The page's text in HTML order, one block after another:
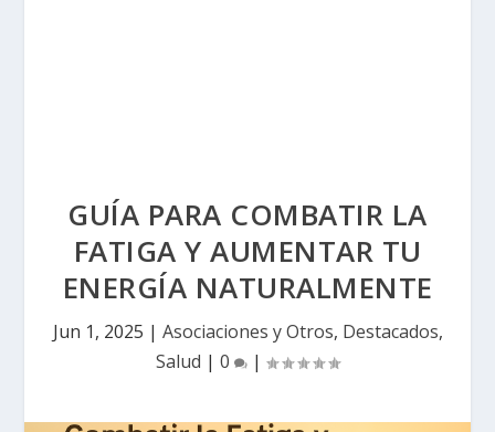
GUÍA PARA COMBATIR LA
FATIGA Y AUMENTAR TU
ENERGÍA NATURALMENTE
Jun 1, 2025 | Asociaciones y Otros, Destacados,
Salud | 0 |